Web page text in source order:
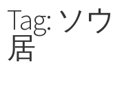
Tag: ソ
居